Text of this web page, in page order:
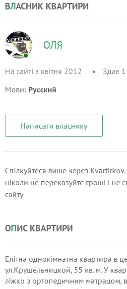
ВЛАСНИК КВАРТИРИ
ОЛЯ
На сайті з квітня 2012 Здає 1
Мови: Русский
Написати власнику
Спілкуйтеся лише через
ніколи не переказуйте гроші і не
сайту
ОПИС КВАРТИРИ
Елітна однокімнатна квартира в
ул.Крушельницкой, 55 кв. м. У
ліжко з ортопедичним матрацом,